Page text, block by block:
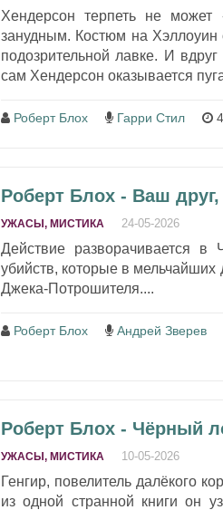
Хендерсон терпеть не может
занудным. Костюм на
подозрительной лавке. И
сам Хендерсон оказывается
Роберт Блох Гарри Стил
Роберт Блох - Ваш
УЖАСЫ, МИСТИКА 24-05-2026
Действие разворачивается в
убийств, которые в мельчайших
Джека-Потрошителя....
Роберт Блох Андрей Зверев
Роберт Блох - Чёрный
УЖАСЫ, МИСТИКА 10-05-2026
Генгир, повелитель далёкого
из одной странной книги он